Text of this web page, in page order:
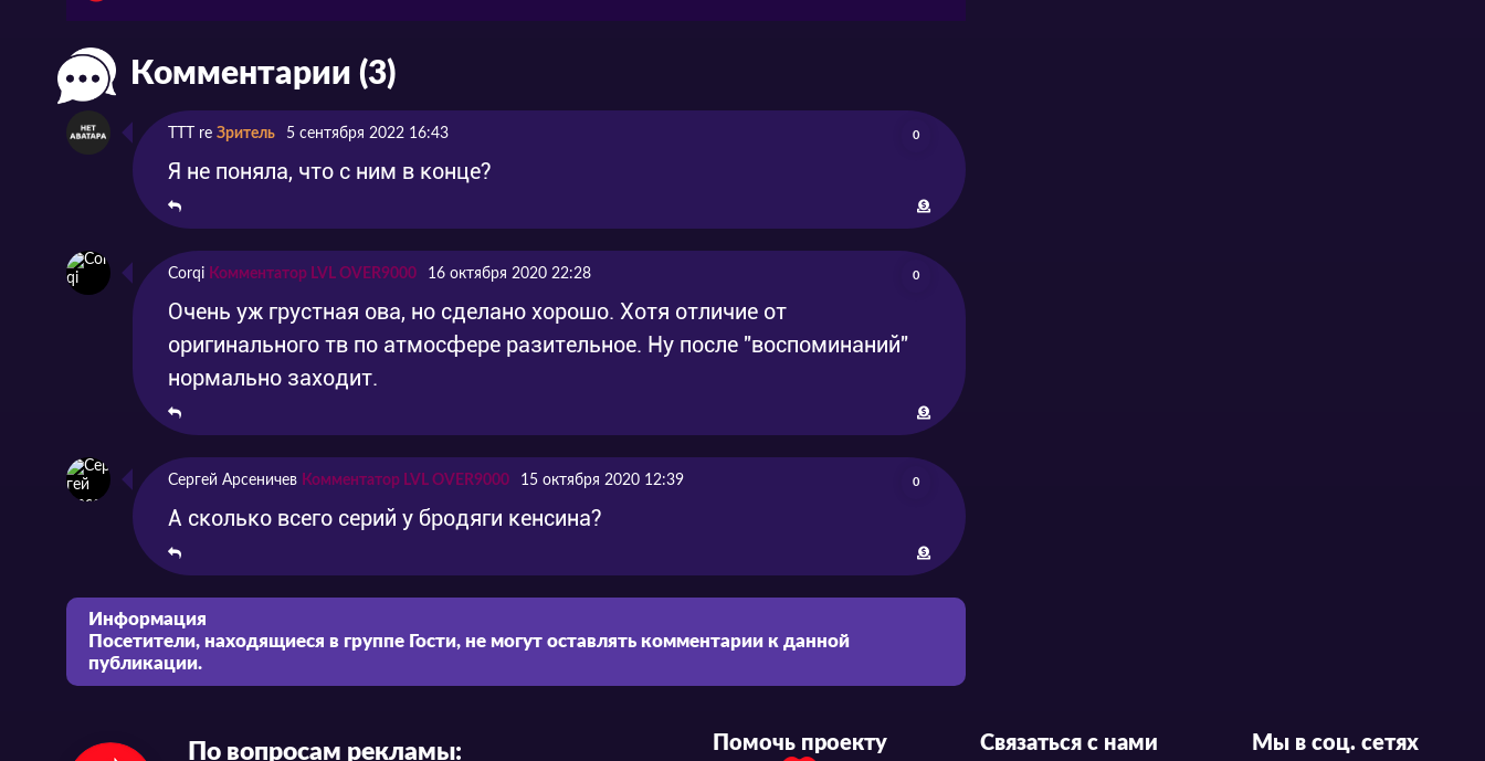
Комментарии (3)
TTT re Зритель 5 сентября 2022 16:43 0
Я не поняла, что с ним в конце?
Corqi Комментатор LVL OVER9000 16 октября 2020 22:28 0
Очень уж грустная ова, но сделано хорошо. Хотя отличие от
оригинального тв по атмосфере разительное. Ну после "воспоминаний"
нормально заходит.
Сергей Арсеничев Комментатор LVL OVER9000 15 октября 2020 12:39 0
А сколько всего серий у бродяги кенсина?
Информация
Посетители, находящиеся в группе Гости, не могут оставлять комментарии к данной
публикации.
По вопросам рекламы: Помочь проекту Связаться с нами Мы в соц. сетях